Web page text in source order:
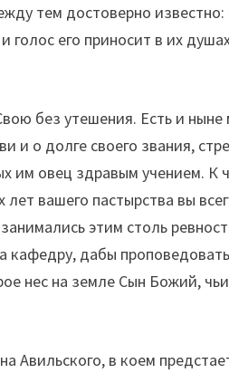
тем достоверно
голос его приносит в их
без утешения. Есть и
и о долге своего звания,
им овец здравым учением. К
вашего пастырства вы
этим столь
кафедру, дабы
нес на земле Сын Божий,
Авильского, в коем